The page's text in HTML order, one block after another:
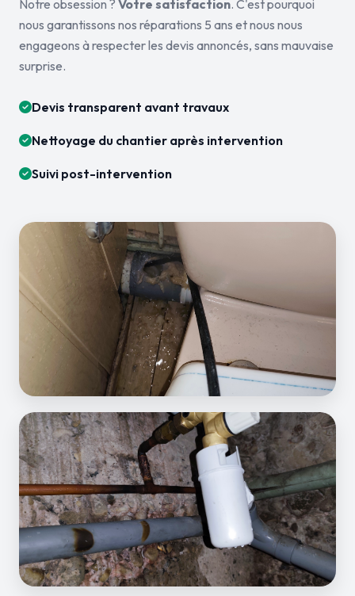
Notre obsession ? Votre satisfaction. C'est pourquoi
nous garantissons nos réparations 5 ans et nous nous
engageons à respecter les devis annoncés, sans mauvaise
surprise.
Devis transparent avant travaux
Nettoyage du chantier après intervention
Suivi post-intervention